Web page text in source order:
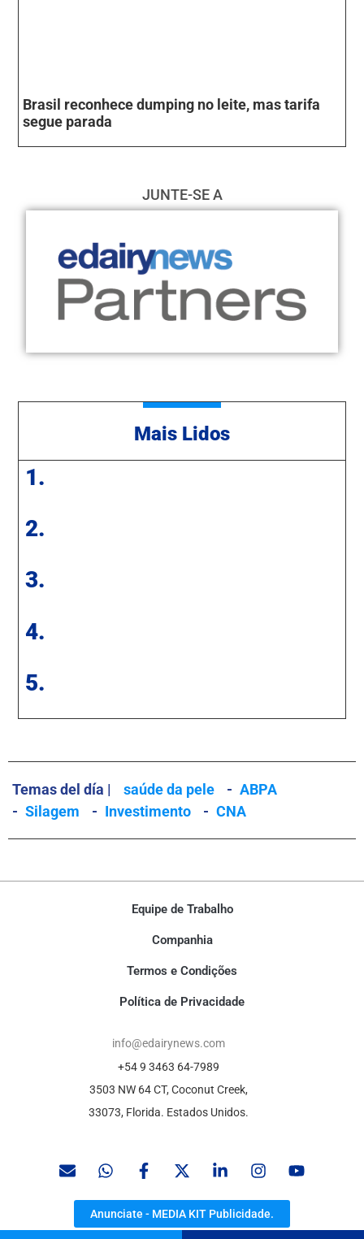
Brasil reconhece dumping no leite, mas tarifa
segue parada
JUNTE-SE A
Mais Lidos
1.
2.
3.
4.
5.
Temas del día | saúde da pele - ABPA
- Silagem - Investimento - CNA
Equipe de Trabalho
Companhia
Termos e Condições
Política de Privacidade
info@edairynews.com
+54 9 3463 64-7989
3503 NW 64 CT, Coconut Creek,
33073, Florida. Estados Unidos.
Anunciate - MEDIA KIT Publicidade.